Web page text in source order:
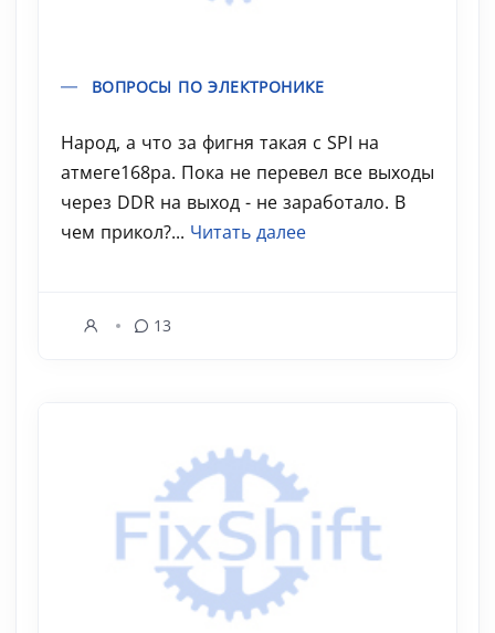
ВОПРОСЫ ПО ЭЛЕКТРОНИКЕ
Народ, а что за фигня такая с SPI на
атмеге168pa. Пока не перевел все выходы
через DDR на выход - не заработало. В
чем прикол?... Читать далее
13